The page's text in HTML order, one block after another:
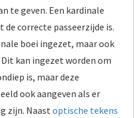
te geven. Een kardinale
correcte passeerzijde is.
boei ingezet, maar ook
kan ingezet worden om
is, maar deze
ook aangeven als er
zijn. Naast optische tekens